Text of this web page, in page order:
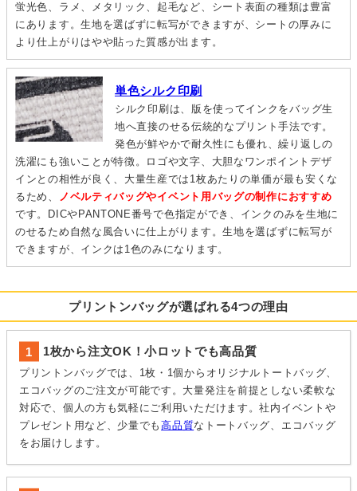
蛍光色、ラメ、メタリック、起毛など、シート表面の種類は豊富
にあります。生地を選ばずに転写ができますが、シートの厚みに
より仕上がりはやや貼った質感が出ます。
単色シルク印刷
シルク印刷は、版を使ってインクをバッグ生
地へ直接のせる伝統的なプリント手法です。
発色が鮮やかで耐久性にも優れ、繰り返しの
洗濯にも強いことが特徴。ロゴや文字、大胆なワンポイントデザ
インとの相性が良く、大量生産では1枚あたりの単価が最も安くな
るため、 ノベルティバッグやイベント用バッグの制作におすすめ
です。DICやPANTONE番号で色指定ができ、インクのみを生地に
のせるため自然な風合いに仕上がります。生地を選ばずに転写が
できますが、インクは1色のみになります。
プリントンバッグが選ばれる4つの理由
1枚から注文OK！小ロットでも高品質
プリントンバッグでは、1枚・1個からオリジナルトートバッグ、
エコバッグのご注文が可能です。大量発注を前提としない柔軟な
対応で、個人の方も気軽にご利用いただけます。社内イベントや
プレゼント用など、少量でも高品質なトートバッグ、エコバッグ
をお届けします。